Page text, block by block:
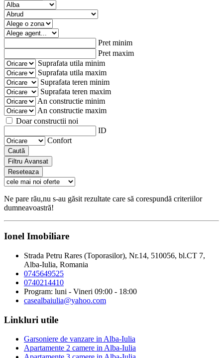
Pret minim
Pret maxim
Suprafata utila minim
Suprafata utila maxim
Suprafata teren minim
Suprafata teren maxim
An constructie minim
An constructie maxim
Doar constructii noi
ID
Confort
Caută
Filtru Avansat
Reseteaza
Ne pare rău,nu s-au găsit rezultate care să corespundă criteriilor
dumneavoastră!
Ionel Imobiliare
Strada Petru Rares (Toporasilor), Nr.14, 510056, bl.CT 7,
Alba-Iulia, Romania
0745649525
0740214410
Program: luni - Vineri 09:00 - 18:00
casealbaiulia@yahoo.com
Linkluri utile
Garsoniere de vanzare in Alba-Iulia
Apartamente 2 camere in Alba-Iulia